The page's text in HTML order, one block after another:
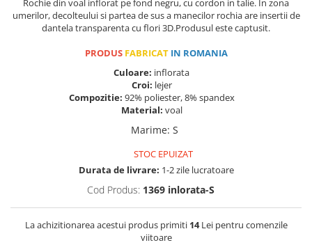
umerilor, decolteului si partea de sus a manecilor rochia are insertii de
dantela transparenta cu flori 3D.Produsul este captusit.
PRODUS FABRICAT IN ROMANIA
Culoare: inflorata
Croi: lejer
Compozitie: 92% poliester, 8% spandex
Material: voal
Marime: S
STOC EPUIZAT
Durata de livrare: 1-2 zile lucratoare
Cod Produs: 1369 inlorata-S
La achizitionarea acestui produs primiti 14Lei pentru comenzile
viitoare